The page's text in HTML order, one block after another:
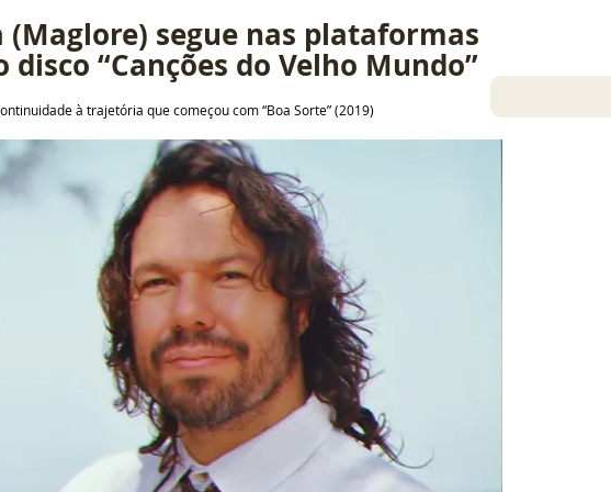
24 nov 2025
(Maglore) segue nas plataformas
“Canções do Velho Mundo”
à trajetória que começou com “Boa Sorte” (2019)